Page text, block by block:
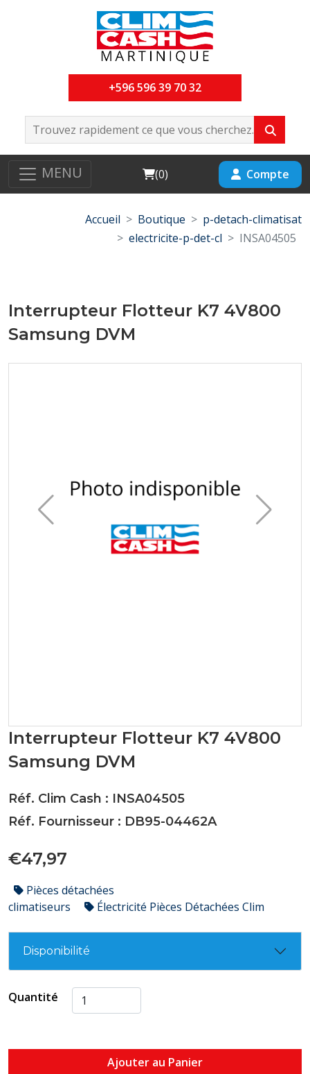
+596 596 39 70 32
MENU Cart
(0) Compte
Accueil Boutique
p-detach-climatisat
electricite-p-det-cl
INSA04505
Interrupteur Flotteur K7 4V800
Samsung DVM
Interrupteur Flotteur K7 4V800
Samsung DVM
Réf. Clim Cash : INSA04505
Réf. Fournisseur : DB95-04462A
€47,97
Pièces détachées
climatiseurs
Électricité Pièces Détachées Clim
Disponibilité
Quantité
Ajouter au Panier